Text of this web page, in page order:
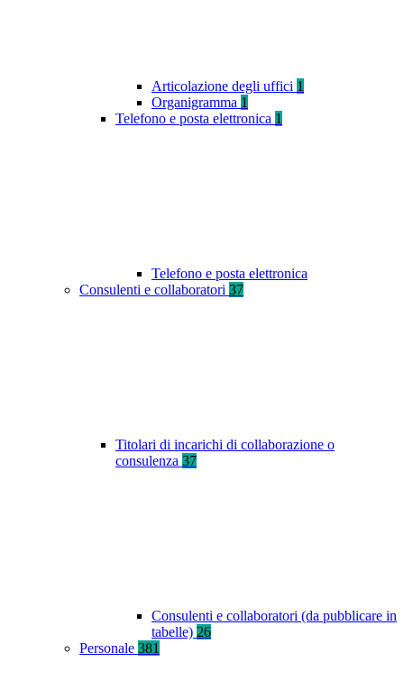
Articolazione degli uffici 1
Organigramma 1
Telefono e posta elettronica 1
Telefono e posta elettronica
Consulenti e collaboratori 37
Titolari di incarichi di collaborazione o
consulenza 37
Consulenti e collaboratori (da pubblicare in
tabelle) 26
Personale 381